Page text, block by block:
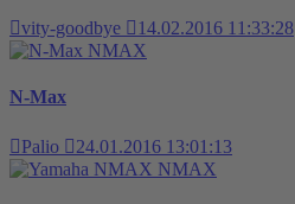
vity-goodbye
14.02.2016 11:33:28
NMAX
N-Max
Palio
24.01.2016 13:01:13
NMAX